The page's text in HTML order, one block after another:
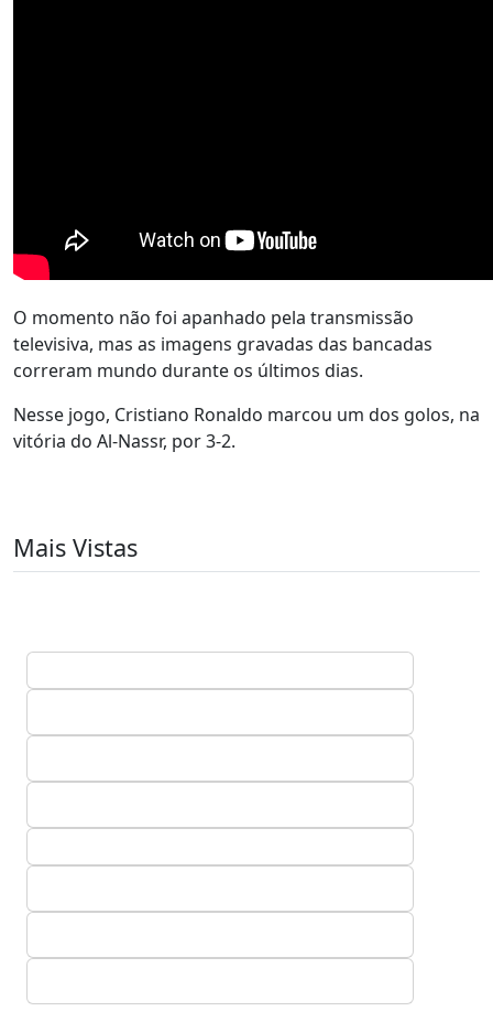
O momento não foi apanhado pela transmissão
televisiva, mas as imagens gravadas das bancadas
correram mundo durante os últimos dias.
Nesse jogo, Cristiano Ronaldo marcou um dos golos, na
vitória do Al-Nassr, por 3-2.
Mais Vistas